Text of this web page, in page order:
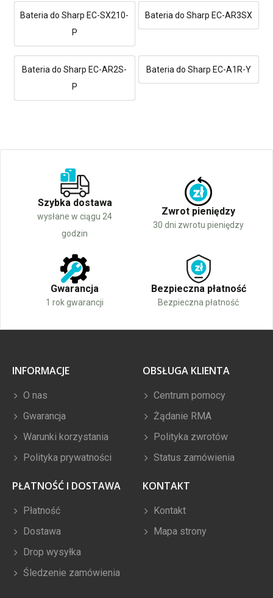
Bateria do Sharp EC-SX210-
P
Bateria do Sharp EC-AR3SX
Bateria do Sharp EC-AR2S-
P
Bateria do Sharp EC-A1R-Y
Szybka dostawa
wysłane w ciągu 24
godzin
Zwrot pieniędzy
30 dni zwrotu pieniędzy
Gwarancja
1 rok gwarancji
Bezpieczna płatność
Bezpieczna płatność
INFORMACJE
O nas
Gwarancja
Warunki korzystania
Polityka prywatności
OBSŁUGA KLIENTA
Centrum pomocy
Żądanie RMA
Polityka zwrotów
Status zamówienia
PŁATNOŚĆ I DOSTAWA
Płatność
Dostawa
Drop wysyłka
Śledzenie zamówienia
KONTAKT
Kontakt
Mapa strony